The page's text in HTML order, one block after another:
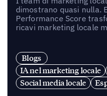
dimostrano quasi nulla.
Performance Score
ricavi marketing locale
Blogs
IA nel marketing locale
Social media locale